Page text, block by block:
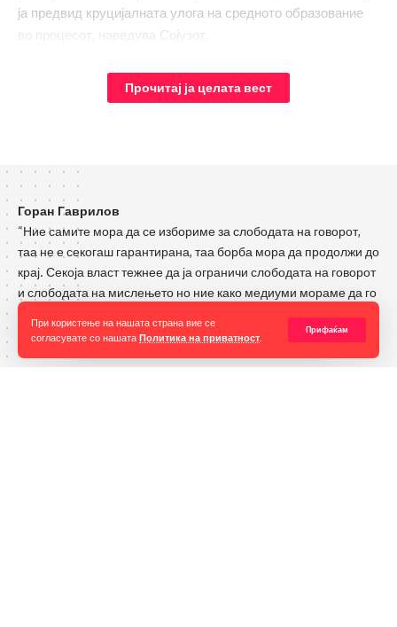
При користење на нашата страна вие се
согласувате со нашата Политика на приватност
Прифаќам
ја предвид круцијалната улога на средното образование
во процесот, наведува Сојузот.
Оттаму потсетуваат дека се залагаат за отворање две
нови селективни гимназии – јазична гимназија по примерот
-Надлежните мора да ја регулираат ситуацијата во МИГ и
да се држат на високите посакувани стандарди – не само
бидејќи е уставно право на нејзините ученици, туку и за да
ни докаже дека нашите амбиции за развојот на сите науки
се реални и остварливи, пишува Сојузот на
средношколци.
Прочитај ја целата вест
Горан Гаврилов
“Ние самите мора да се избориме за слободата на говорот,
таа не е секогаш гарантирана, таа борба мора да продолжи до
крај. Секоја власт тежнее да ја ограничи слободата на говорот
и слободата на мислењето но ние како медиуми мораме да го